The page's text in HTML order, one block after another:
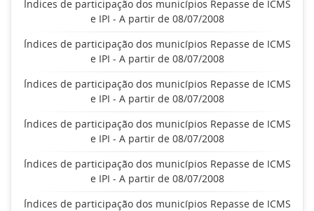
Índices de participação dos municípios Repasse de ICMS
e IPI - A partir de 08/07/2008
Índices de participação dos municípios Repasse de ICMS
e IPI - A partir de 08/07/2008
Índices de participação dos municípios Repasse de ICMS
e IPI - A partir de 08/07/2008
Índices de participação dos municípios Repasse de ICMS
e IPI - A partir de 08/07/2008
Índices de participação dos municípios Repasse de ICMS
e IPI - A partir de 08/07/2008
Índices de participação dos municípios Repasse de ICMS